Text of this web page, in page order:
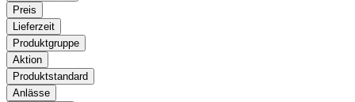
Preis
Lieferzeit
Produktgruppe
Aktion
Produktstandard
Anlässe